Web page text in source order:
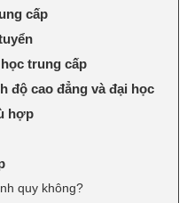
cấp
trung cấp
độ cao đẳng và đại học
hợp
quy không?